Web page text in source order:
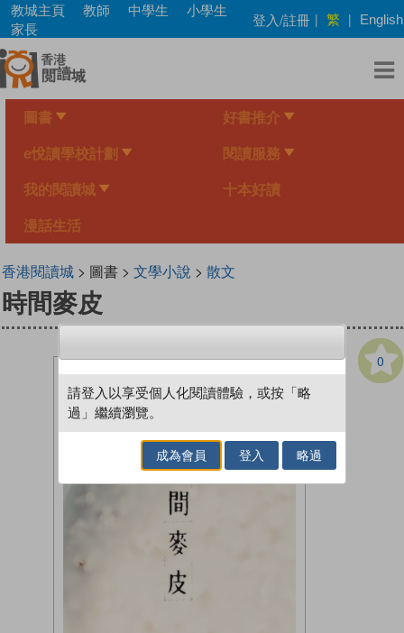
Skip
main
content
教城主頁 教師 中學生
小學生
家長
登入/註冊 | 繁 | English
圖書 好書推介
e悅讀學校計劃 閱讀服務
我的閱讀城 十本好讀
漫話生活
香港閱讀城> 圖書 > 文學小說 > 散文
時間麥皮
0
請登入以享受個人化閱讀體驗，或按「略
過」繼續瀏覽。
成為會員 登入 略過